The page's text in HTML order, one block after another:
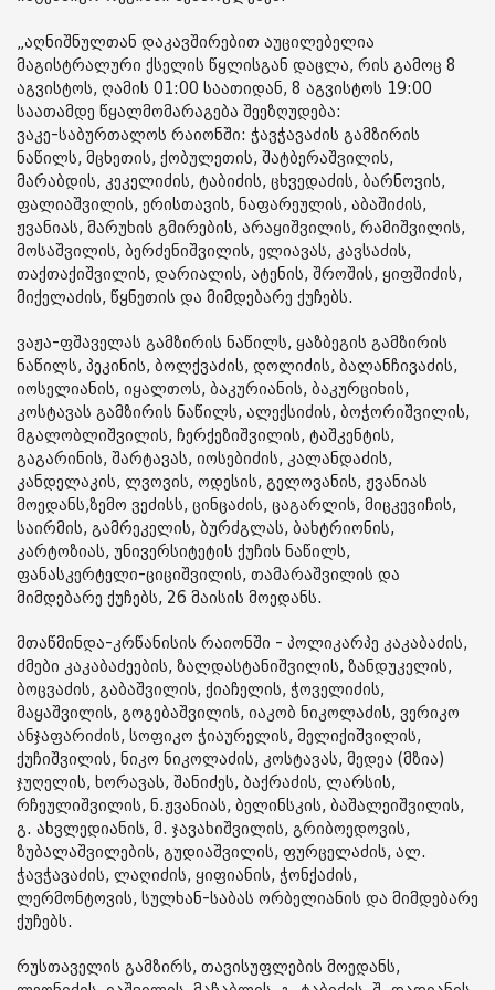
„აღნიშნულთან დაკავშირებით აუცილებელია
მაგისტრალური ქსელის წყლისგან დაცლა, რის გამოც 8
აგვისტოს, ღამის 01:00 საათიდან, 8 აგვისტოს 19:00
საათამდე წყალმომარაგება შეეზღუდება:
ვაკე-საბურთალოს რაიონში: ჭავჭავაძის გამზირის
ნაწილს, მცხეთის, ქობულეთის, შატბერაშვილის,
მარაბდის, კეკელიძის, ტაბიძის, ცხვედაძის, ბარნოვის,
ფალიაშვილის, ერისთავის, ნაფარეულის, აბაშიძის,
ჟვანიას, მარუხის გმირების, არაყიშვილის, რამიშვილის,
მოსაშვილის, ბერძენიშვილის, ელიავას, კავსაძის,
თაქთაქიშვილის, დარიალის, ატენის, შროშის, ყიფშიძის,
მიქელაძის, წყნეთის და მიმდებარე ქუჩებს.
ვაჟა-ფშაველას გამზირის ნაწილს, ყაზბეგის გამზირის
ნაწილს, პეკინის, ბოლქვაძის, დოლიძის, ბალანჩივაძის,
იოსელიანის, იყალთოს, ბაკურიანის, ბაკურციხის,
კოსტავას გამზირის ნაწილს, ალექსიძის, ბოჭორიშვილის,
მგალობლიშვილის, ჩერქეზიშვილის, ტაშკენტის,
გაგარინის, შარტავას, იოსებიძის, კალანდაძის,
კანდელაკის, ლვოვის, ოდესის, გელოვანის, ჟვანიას
მოედანს,ზემო ვეძისს, ცინცაძის, ცაგარლის, მიცკევიჩის,
საირმის, გამრეკელის, ბურძგლას, ბახტრიონის,
კარტოზიას, უნივერსიტეტის ქუჩის ნაწილს,
ფანასკერტელი-ციციშვილის, თამარაშვილის და
მიმდებარე ქუჩებს, 26 მაისის მოედანს.
მთაწმინდა-კრწანისის რაიონში - პოლიკარპე კაკაბაძის,
ძმები კაკაბაძეების, ზალდასტანიშვილის, ზანდუკელის,
ბოცვაძის, გაბაშვილის, ქიაჩელის, ჭოველიძის,
მაყაშვილის, გოგებაშვილის, იაკობ ნიკოლაძის, ვერიკო
ანჯაფარიძის, სოფიკო ჭიაურელის, მელიქიშვილის,
ქუჩიშვილის, ნიკო ნიკოლაძის, კოსტავას, მედეა (მზია)
ჯუღელის, ხორავას, შანიძეს, ბაქრაძის, ლარსის,
რჩეულიშვილის, ნ.ჟვანიას, ბელინსკის, ბაშალეიშვილის,
გ. ახვლედიანის, მ. ჯავახიშვილის, გრიბოედოვის,
ზუბალაშვილების, გუდიაშვილის, ფურცელაძის, ალ.
ჭავჭავაძის, ლაღიძის, ყიფიანის, ჭონქაძის,
ლერმონტოვის, სულხან-საბას ორბელიანის და მიმდებარე
ქუჩებს.
რუსთაველის გამზირს, თავისუფლების მოედანს,